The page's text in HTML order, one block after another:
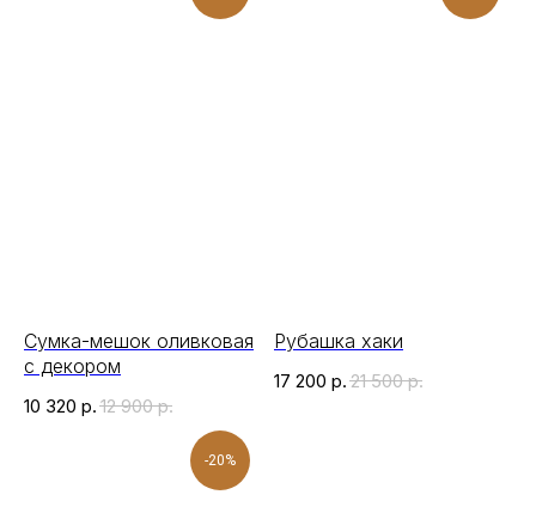
Сумка-мешок оливковая
с декором
10 320 р. 12 900 р.
Рубашка хаки
17 200 р. 21 500 р.
-20%